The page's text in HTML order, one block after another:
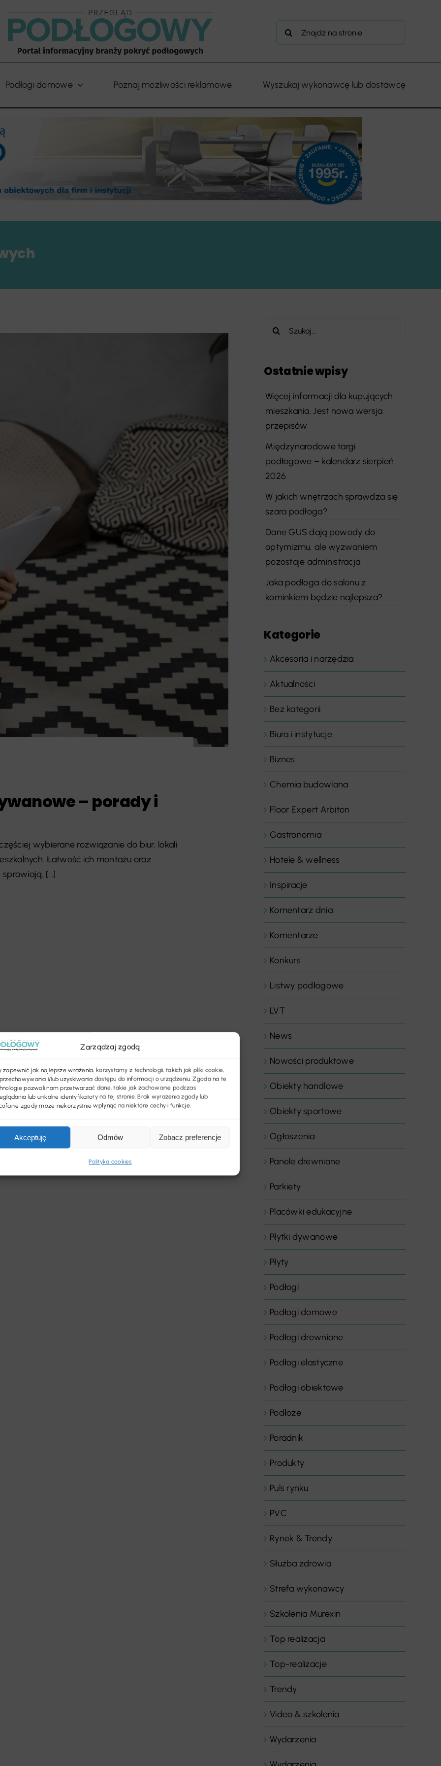
Zarządzaj zgodą
zapewnić jak najlepsze wrażenia, korzystamy z technologii, takich jak pliki cookie,
i/lub uzyskiwania dostępu do informacji o urządzeniu. Zgoda na te
pozwoli nam przetwarzać dane, takie jak zachowanie podczas
lub unikalne identyfikatory na tej stronie. Brak wyrażenia zgody lub
zgody może niekorzystnie wpłynąć na niektóre cechy i funkcje.
Akceptuję Odmów Zobacz preferencje
Polityka cookies
Szukaj
Podłogi domowe Poznaj możliwości reklamowe Wyszukaj wykonawcę lub dostawcę
– porady i
wybierane rozwiązanie do biur, lokali
Łatwość ich montażu oraz
[...]
Szukaj
Ostatnie wpisy
Więcej informacji dla kupujących
mieszkania. Jest nowa wersja
przepisów
Międzynarodowe targi
podłogowe – kalendarz sierpień
2026
W jakich wnętrzach sprawdza się
szara podłoga?
Dane GUS dają powody do
optymizmu, ale wyzwaniem
pozostaje administracja
Jaka podłoga do salonu z
kominkiem będzie najlepsza?
Kategorie
Akcesoria i narzędzia
Aktualności
Bez kategorii
Biura i instytucje
Biznes
Chemia budowlana
Floor Expert Arbiton
Gastronomia
Hotele & wellness
Inspiracje
Komentarz dnia
Komentarze
Konkurs
Listwy podłogowe
LVT
News
Nowości produktowe
Obiekty handlowe
Obiekty sportowe
Ogłoszenia
Panele drewniane
Parkiety
Placówki edukacyjne
Płytki dywanowe
Płyty
Podłogi
Podłogi domowe
Podłogi drewniane
Podłogi elastyczne
Podłogi obiektowe
Podłoże
Poradnik
Produkty
Puls rynku
PVC
Rynek & Trendy
Służba zdrowia
Strefa wykonawcy
Szkolenia Murexin
Top realizacja
Top-realizacje
Trendy
Video & szkolenia
Wydarzenia